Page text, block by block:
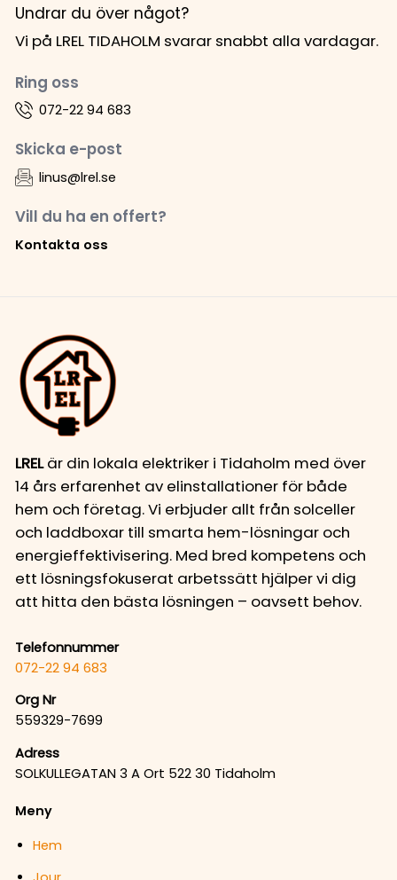
Undrar du över något?
Vi på LREL TIDAHOLM svarar snabbt alla vardagar.
Ring oss
072-22 94 683
Skicka e-post
linus@lrel.se
Vill du ha en offert?
Kontakta oss
LRELär din lokala elektriker i Tidaholm med över
14 års erfarenhet av elinstallationer för både
hem och företag. Vi erbjuder allt från solceller
och laddboxar till smarta hem-lösningar och
energieffektivisering. Med bred kompetens och
ett lösningsfokuserat arbetssätt hjälper vi dig
att hitta den bästa lösningen – oavsett behov.
Telefonnummer
072-22 94 683
Org Nr
559329-7699
Adress
SOLKULLEGATAN 3 A Ort 522 30 Tidaholm
Meny
Hem